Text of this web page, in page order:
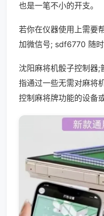
也是一笔不小的开支。
若你在仪器使用上需要
加微信号; sdf6770 随时
沈阳麻将机骰子控制器;
指通过一些无需对麻将
控制麻将牌功能的设备